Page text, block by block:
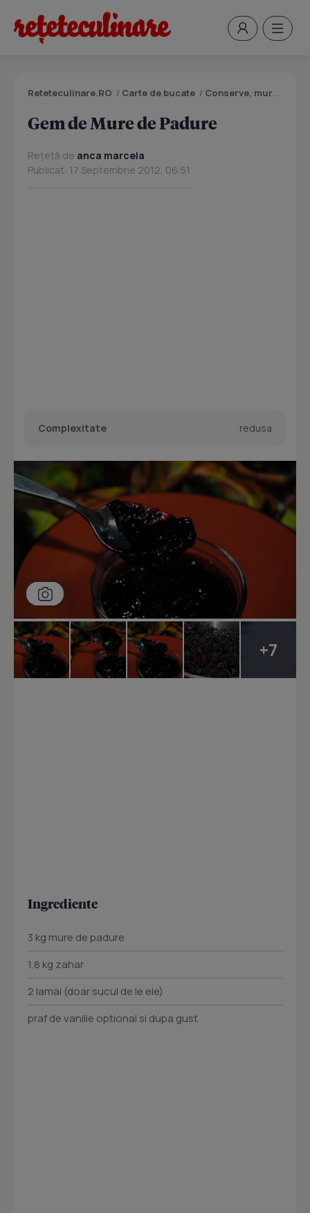
Reteteculinare.RO / Carte de bucate / Conserve, muraturi
Gem de Mure de Padure
Rețetă de anca marcela
Publicat: 17 Septembrie 2012, 06:51
Complexitate redusa
+7
Ingrediente
3 kg mure de padure
1,8 kg zahar
2 lamai (doar sucul de le ele)
praf de vanilie optional si dupa gust